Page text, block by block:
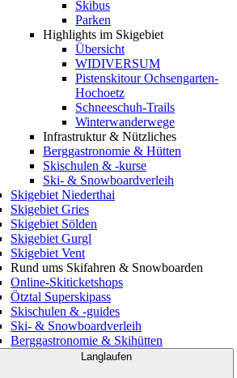
Skibus
Parken
Highlights im Skigebiet
Übersicht
WIDIVERSUM
Pistenskitour Ochsengarten-
Hochoetz
Schneeschuh-Trails
Winterwanderwege
Infrastruktur & Nützliches
Berggastronomie & Hütten
Skischulen & -kurse
Ski- & Snowboardverleih
Skigebiet Niederthai
Skigebiet Gries
Skigebiet Sölden
Skigebiet Gurgl
Skigebiet Vent
Rund ums Skifahren & Snowboarden
Online-Skiticketshops
Ötztal Superskipass
Skischulen & -guides
Ski- & Snowboardverleih
Berggastronomie & Skihütten
Langlaufen